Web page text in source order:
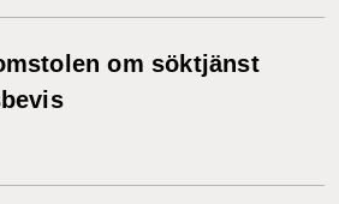
om söktjänst